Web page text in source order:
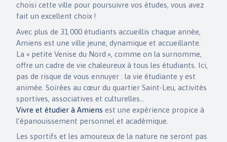
choisi cette ville pour poursuivre vos études, vous avez
fait un excellent choix !
Avec plus de 31 000 étudiants accueillis chaque année,
Amiens est une ville jeune, dynamique et accueillante.
La « petite Venise du Nord », comme on la surnomme,
offre un cadre de vie chaleureux à tous les étudiants. Ici,
pas de risque de vous ennuyer : la vie étudiante y est
animée. Soirées au cœur du quartier Saint-Leu, activités
sportives, associatives et culturelles…
Vivre et étudier à Amiens est une expérience propice à
l’épanouissement personnel et académique.
Les sportifs et les amoureux de la nature ne seront pas